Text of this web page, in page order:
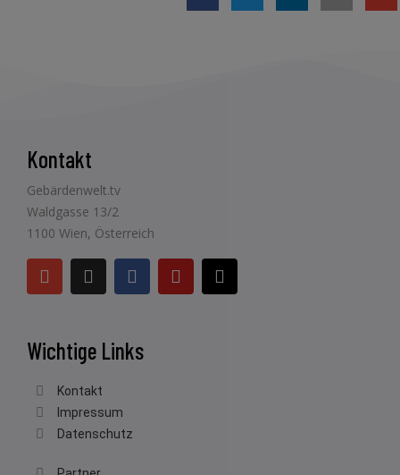
Kontakt
Gebärdenwelt.tv
Waldgasse 13/2
1100 Wien, Österreich
Wichtige Links
Kontakt
Impressum
Datenschutz